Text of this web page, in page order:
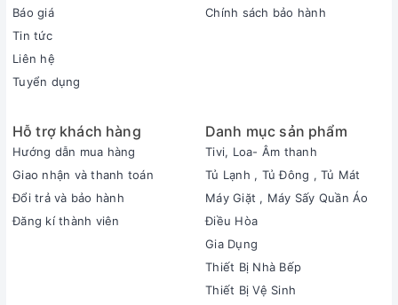
Báo giá
Tin tức
Liên hệ
Tuyển dụng
Chính sách bảo hành
Hỗ trợ khách hàng
Hướng dẫn mua hàng
Giao nhận và thanh toán
Đổi trả và bảo hành
Đăng kí thành viên
Danh mục sản phẩm
Tivi, Loa- Âm thanh
Tủ Lạnh , Tủ Đông , Tủ Mát
Máy Giặt , Máy Sấy Quần Áo
Điều Hòa
Gia Dụng
Thiết Bị Nhà Bếp
Thiết Bị Vệ Sinh